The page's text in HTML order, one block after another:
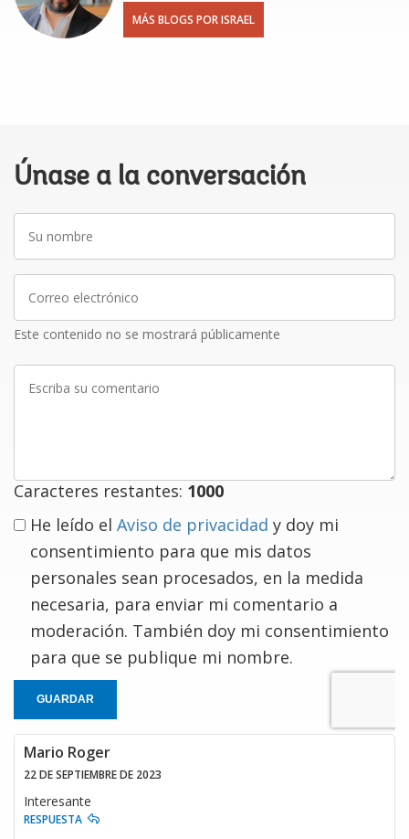
MÁS BLOGS POR ISRAEL
Únase a la conversación
Su
nombre
Correo
electrónico
Este contenido no se mostrará públicamente
Escriba
Caracteres restantes: 1000
He leído el Aviso de privacidad y doy mi
consentimiento para que mis datos
personales sean procesados, en la medida
necesaria, para enviar mi comentario a
moderación. También doy mi consentimiento
para que se publique mi nombre.
GUARDAR
Mario Roger
22 DE SEPTIEMBRE DE 2023
Interesante
RESPUESTA